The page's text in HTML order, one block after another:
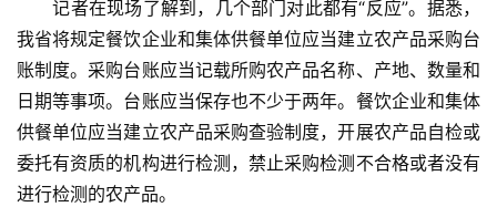
记者在现场了解到，几个部门对此都有“反应”。据悉，
我省将规定餐饮企业和集体供餐单位应当建立农产品采购台
账制度。采购台账应当记载所购农产品名称、产地、数量和
日期等事项。台账应当保存也不少于两年。餐饮企业和集体
供餐单位应当建立农产品采购查验制度，开展农产品自检或
委托有资质的机构进行检测，禁止采购检测不合格或者没有
进行检测的农产品。